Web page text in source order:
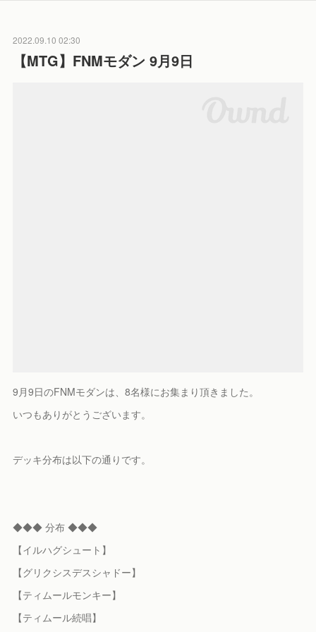
2022.09.10 02:30
【MTG】FNMモダン 9月9日
9月9日のFNMモダンは、8名様にお集まり頂きました。
いつもありがとうございます。
デッキ分布は以下の通りです。
◆◆◆ 分布 ◆◆◆
【イルハグシュート】
【グリクシスデスシャドー】
【ティムールモンキー】
【ティムール続唱】